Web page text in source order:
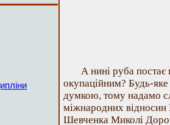
А нині руба
окупаційним? Будь-
думкою, тому надамо
міжнародних відносин
Шевченка Миколі